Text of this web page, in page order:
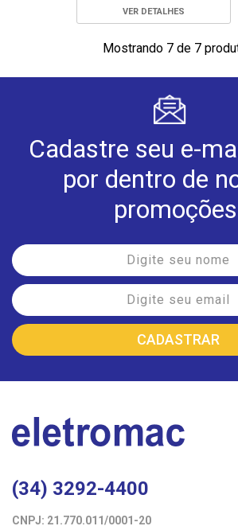
VER DETALHES
Mostrando 7 de 7
Cadastre seu e-
por dentro de
(34) 3292-4400
CNPJ: 21.770.011/0001-20